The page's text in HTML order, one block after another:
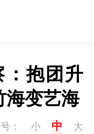
抱团升
海变艺海
： 小 中 大